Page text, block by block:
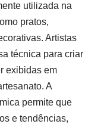
utilizada na
pratos,
Artistas
técnica para criar
exibidas em
A
permite que
e tendências,